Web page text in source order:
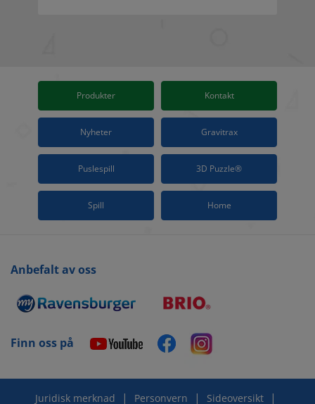
Produkter Kontakt
Nyheter Gravitrax
Puslespill 3D Puzzle®
Spill Home
Anbefalt av oss
Finn oss på
Juridisk merknad | Personvern | Sideoversikt |